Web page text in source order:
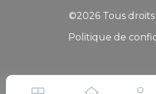
©2026 Tous
Politique de